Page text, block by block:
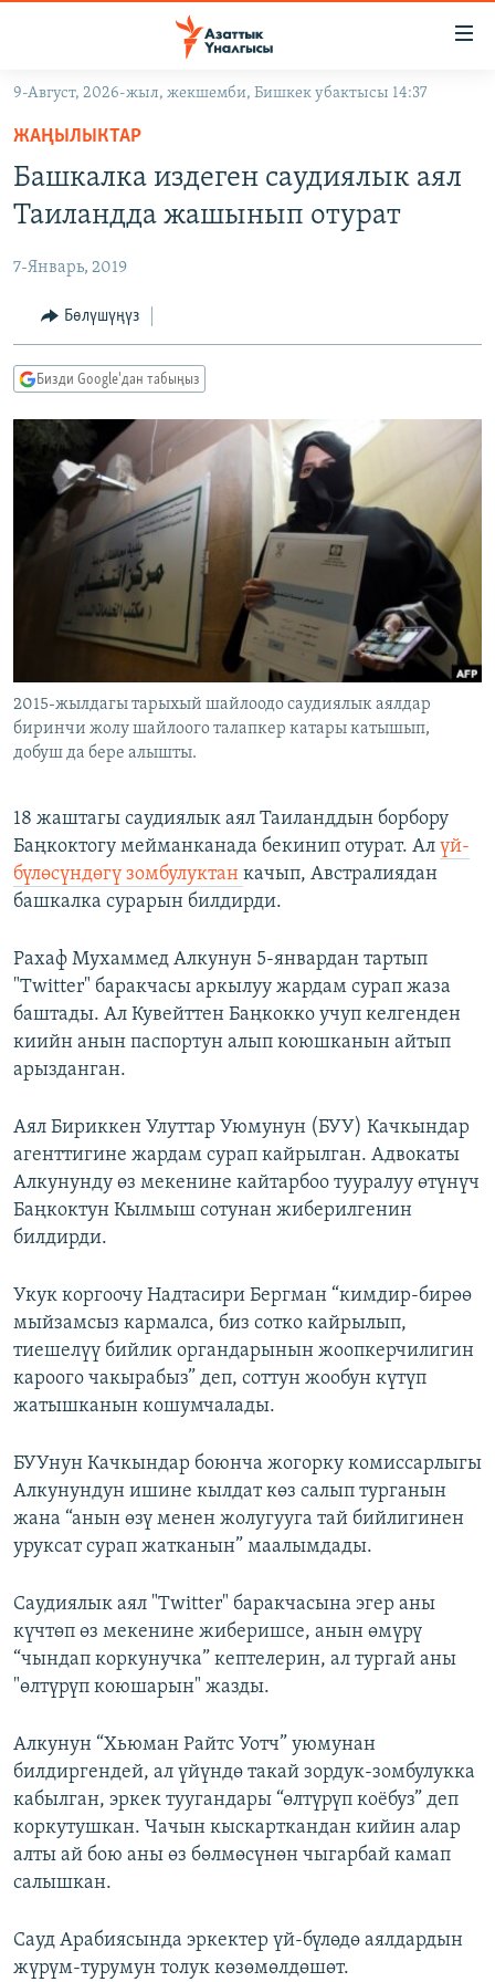
Навигацияга
өтүңүз
Издөөгө
салыңыз
ЭКОНОМИКА
МАДАНИЯТ
БОРБОР АЗИЯ
АТАЙЫН ИЛИКТӨӨ
ТВ ПРОГРАММАЛАР
ЭКСПЕРТТЕР ТАЛДАЙТ
БИЗ ЖАНА ДҮЙНӨ
ДАНИСТЕ
ЭЖЕ-СИҢДИЛЕР
АЗАТТЫК+
ЫҢГАЙСЫЗ СУРООЛОР
ӨЗГӨЧӨ ПИКИР
Русский
ОНЛАЙН ШЕРИНЕ
ЭЕ/АРнун бардык сайттары
9-Август, 2026-жыл, жекшемби, Бишкек убактысы 14:37
ЖАҢЫЛЫКТАР
Башкалка издеген саудиялык аял
Таиландда жашынып отурат
7-Январь, 2019
Бөлүшүңүз
Бизди Google'дан табыңыз
2015-жылдагы тарыхый шайлоодо саудиялык аялдар
биринчи жолу шайлоого талапкер катары катышып,
добуш да бере алышты.
18 жаштагы саудиялык аял Таиланддын борбору
Баңкоктогу мейманканада бекинип отурат. Ал үй-
бүлөсүндөгү зомбулуктан качып, Австралиядан
башкалка сурарын билдирди.
Рахаф Мухаммед Алкунун 5-январдан тартып
"Twitter" баракчасы аркылуу жардам сурап жаза
баштады. Ал Кувейттен Баңкокко учуп келгенден
киийн анын паспортун алып коюшканын айтып
арызданган.
Аял Бириккен Улуттар Уюмунун (БУУ) Качкындар
агенттигине жардам сурап кайрылган. Адвокаты
Алкунунду өз мекенине кайтарбоо тууралуу өтүнүч
Баңкоктун Кылмыш сотунан жиберилгенин
билдирди.
Укук коргоочу Надтасири Бергман “кимдир-бирөө
мыйзамсыз кармалса, биз сотко кайрылып,
тиешелүү бийлик органдарынын жоопкерчилигин
кароого чакырабыз” деп, соттун жообун күтүп
жатышканын кошумчалады.
БУУнун Качкындар боюнча жогорку комиссарлыгы
Алкунундун ишине кылдат көз салып турганын
жана “анын өзү менен жолугууга тай бийлигинен
уруксат сурап жатканын” маалымдады.
Саудиялык аял "Twitter" баракчасына эгер аны
күчтөп өз мекенине жиберишсе, анын өмүрү
“чындап коркунучка” кептелерин, ал тургай аны
"өлтүрүп коюшарын" жазды.
Алкунун “Хьюман Райтс Уотч” уюмунан
билдиргендей, ал үйүндө такай зордук-зомбулукка
кабылган, эркек туугандары “өлтүрүп коёбуз” деп
коркутушкан. Чачын кыскарткандан кийин алар
алты ай бою аны өз бөлмөсүнөн чыгарбай камап
салышкан.
Сауд Арабиясында эркектер үй-бүлөдө аялдардын
жүрүм-турумун толук көзөмөлдөшөт.